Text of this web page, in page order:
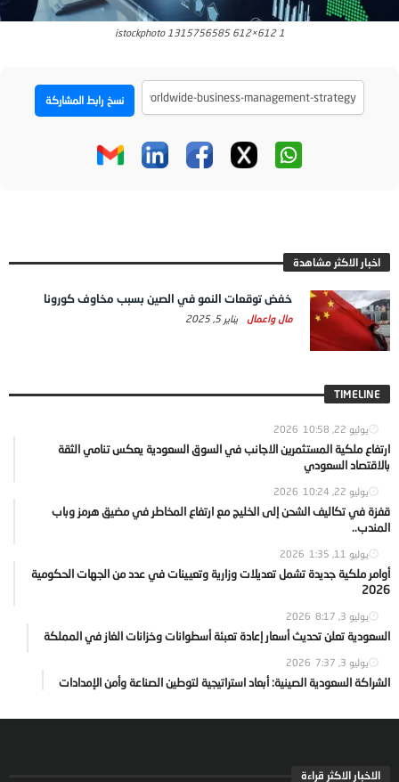
istockphoto 1315756585 612×612 1
نسخ رابط المشاركة
اخبار الاكثر مشاهدة
خفض توقعات النمو في الصين بسبب مخاوف كورونا
مال واعمال يناير 5, 2025
TIMELINE
يوليو 22, 2026 10:58
ارتفاع ملكية المستثمرين الاجانب في السوق السعودية يعكس تنامي الثقة
بالاقتصاد السعودي
يوليو 22, 2026 10:24
قفزة في تكاليف الشحن إلى الخليج مع ارتفاع المخاطر في مضيق هرمز وباب
المندب..
يوليو 11, 2026 1:35
أوامر ملكية جديدة تشمل تعديلات وزارية وتعيينات في عدد من الجهات الحكومية
2026
يوليو 3, 2026 8:17
السعودية تعلن تحديث أسعار إعادة تعبئة أسطوانات وخزانات الغاز في المملكة
يوليو 3, 2026 7:37
الشراكة السعودية الصينية: أبعاد استراتيجية لتوطين الصناعة وأمن الإمدادات
الاخبار الاكثر قراءة